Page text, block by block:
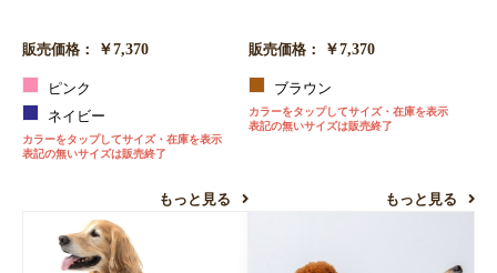
販売価格： ￥7,370
ピンク
ネイビー
カラーをタップしてサイズ・在庫を表示
表記の無いサイズは販売終了
もっと見る
販売価格： ￥7,370
ブラウン
カラーをタップしてサイズ・在庫を表示
表記の無いサイズは販売終了
もっと見る